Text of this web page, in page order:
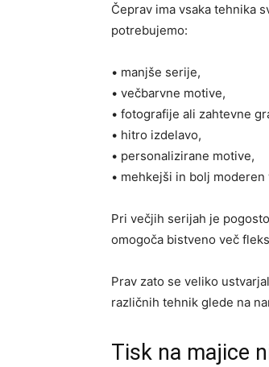
Čeprav ima vsaka tehnika
potrebujemo:
• manjše serije,
• večbarvne motive,
• fotografije ali zahtevne
• hitro izdelavo,
• personalizirane motive,
• mehkejši in bolj moderen
Pri večjih serijah je
omogoča bistveno več
Prav zato se veliko
različnih tehnik glede na
Tisk na majice